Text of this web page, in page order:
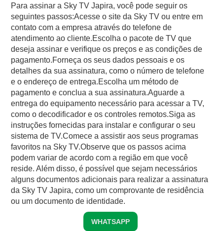
Para assinar a Sky TV Japira, você pode seguir os
seguintes passos:Acesse o site da Sky TV ou entre em
contato com a empresa através do telefone de
atendimento ao cliente.Escolha o pacote de TV que
deseja assinar e verifique os preços e as condições de
pagamento.Forneça os seus dados pessoais e os
detalhes da sua assinatura, como o número de telefone
e o endereço de entrega.Escolha um método de
pagamento e conclua a sua assinatura.Aguarde a
entrega do equipamento necessário para acessar a TV,
como o decodificador e os controles remotos.Siga as
instruções fornecidas para instalar e configurar o seu
sistema de TV.Comece a assistir aos seus programas
favoritos na Sky TV.Observe que os passos acima
podem variar de acordo com a região em que você
reside. Além disso, é possível que sejam necessários
alguns documentos adicionais para realizar a assinatura
da Sky TV Japira, como um comprovante de residência
ou um documento de identidade.
WHATSAPP